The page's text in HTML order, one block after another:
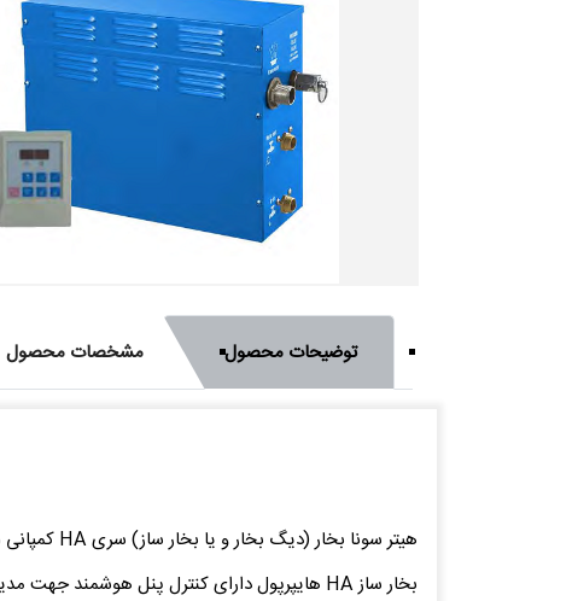
توضیحات محصول مشخصات محصول
هیتر سونا بخار (دیگ بخار و یا بخار ساز) سری HA کمپانی معتبر HYPERPOOL، یک بخار ساز ایده آل و مقرون به صرفه جهت استفاده در سونا بخارهای خانگی و عمومی می باشد.
بخار ساز HA هایپرپول دارای کنترل پنل هوشمند جهت مدیریت و کنترل عملکرد می باشد.